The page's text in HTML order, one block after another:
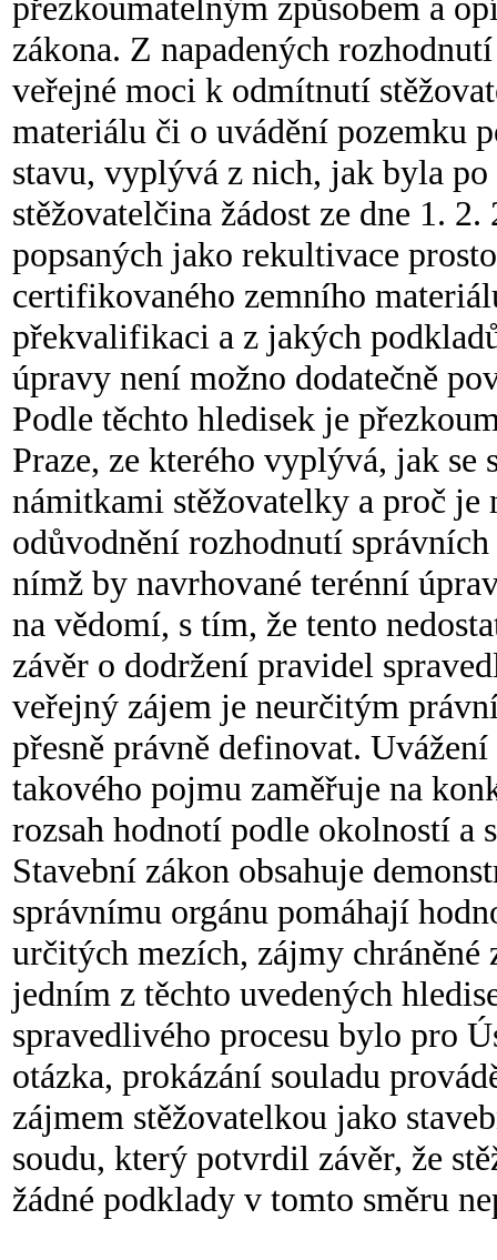
zákona. Z napadených
veřejné moci k odmítnutí
materiálu či o uvádění pozemku
stavu, vyplývá z nich, jak byla po
stěžovatelčina žádost ze dne 1.
popsaných jako rekultivace
certifikovaného zemního
překvalifikaci a z jakých
úpravy není možno dodatečně
Podle těchto hledisek je
Praze, ze kterého vyplývá, jak
námitkami stěžovatelky a proč
odůvodnění rozhodnutí
nímž by navrhované terénní
na vědomí, s tím, že tento
závěr o dodržení pravidel
veřejný zájem je neurčitým
přesně právně definovat.
takového pojmu zaměřuje na
rozsah hodnotí podle okolností a
Stavební zákon obsahuje
správnímu orgánu pomáhají
určitých mezích, zájmy
jedním z těchto uvedených
spravedlivého procesu bylo pro
otázka, prokázání souladu
zájmem stěžovatelkou jako
soudu, který potvrdil závěr, že
žádné podklady v tomto směru